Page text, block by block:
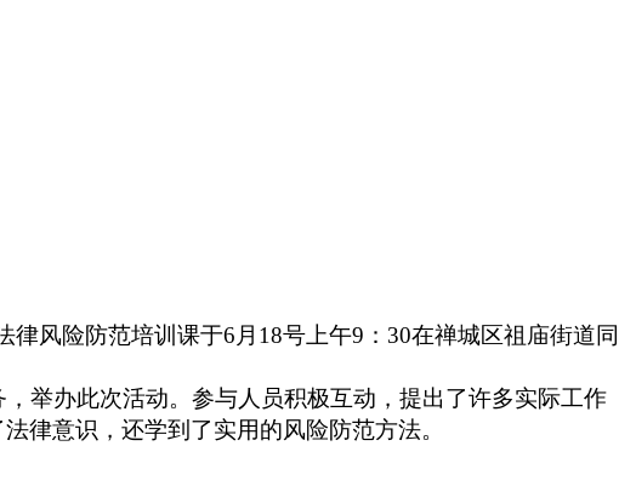
律风险防范培训课于6月18号 上午9：30在禅城区祖庙街道同
举办此次活动。参与人员积极互动，提出了许多实际工作
律意识，还学到了实用的风险防范方法。